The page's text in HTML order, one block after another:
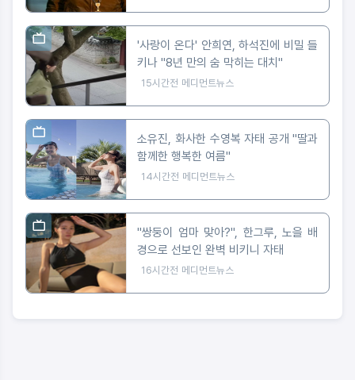
'사랑이 온다' 안희연, 하석진에 비밀 들
키나 "8년 만의 숨 막히는 대치"
15시간전 메디먼트뉴스
소유진, 화사한 수영복 자태 공개 "딸과
함께한 행복한 여름"
14시간전 메디먼트뉴스
"쌍둥이 엄마 맞아?", 한그루, 노을 배
경으로 선보인 완벽 비키니 자태
16시간전 메디먼트뉴스